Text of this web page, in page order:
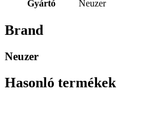
Gyártó
Neuzer
Brand
Neuzer
Hasonló termékek